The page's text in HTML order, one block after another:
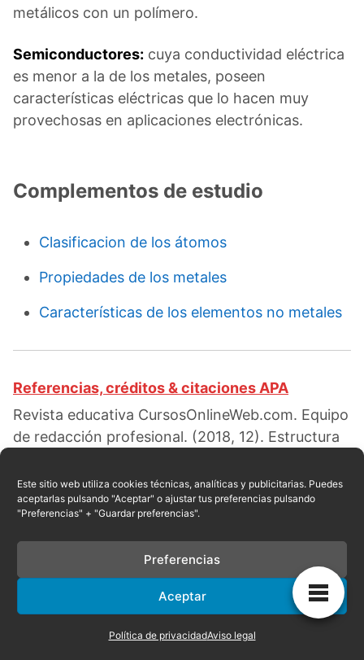
Este sitio web utiliza cookies técnicas, analíticas y publicitarias. Puedes
aceptarlas pulsando "Aceptar" o ajustar tus preferencias pulsando
"Preferencias" + "Guardar preferencias".
Aceptar
Preferencias
Política de privacidadAviso legal
metálicos con un polímero.
Semiconductores: cuya conductividad eléctrica
es menor a la de los metales, poseen
características eléctricas que lo hacen muy
provechosas en aplicaciones electrónicas.
Complementos de estudio
Clasificacion de los átomos
Propiedades de los metales
Características de los elementos no metales
Referencias, créditos & citaciones APA
Revista educativa CursosOnlineWeb.com. Equipo
de redacción profesional. (2018, 12). Estructura
Dominic. Obtenido en fecha 08, 2026, desde el
sitio web:
https://cursosonlineweb.com/estructura-de-los-
materiales.html
Privacidad|Referencias|Mapa|Contacto